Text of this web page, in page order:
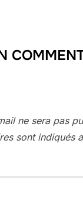
ne sera pas
sont indiqués